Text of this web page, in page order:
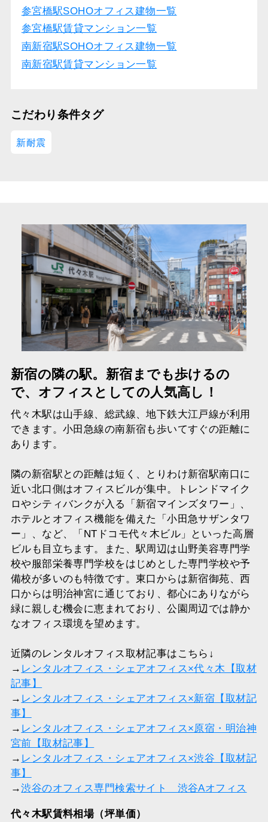
参宮橋駅SOHOオフィス建物一覧
参宮橋駅賃貸マンション一覧
南新宿駅SOHOオフィス建物一覧
南新宿駅賃貸マンション一覧
こだわり条件タグ
新耐震
新宿の隣の駅。新宿までも歩けるの
で、オフィスとしての人気高し！
代々木駅は山手線、総武線、地下鉄大江戸線が利用
できます。小田急線の南新宿も歩いてすぐの距離に
あります。
隣の新宿駅との距離は短く、とりわけ新宿駅南口に
近い北口側はオフィスビルが集中。トレンドマイク
ロやシティバンクが入る「新宿マインズタワー」、
ホテルとオフィス機能を備えた「小田急サザンタワ
ー」、など、「NTドコモ代々木ビル」といった高層
ビルも目立ちます。また、駅周辺は山野美容専門学
校や服部栄養専門学校をはじめとした専門学校や予
備校が多いのも特徴です。東口からは新宿御苑、西
口からは明治神宮に通じており、都心にありながら
緑に親しむ機会に恵まれており、公園周辺では静か
なオフィス環境を望めます。
近隣のレンタルオフィス取材記事はこちら↓
→ レンタルオフィス・シェアオフィス×代々木【取材
記事】
→ レンタルオフィス・シェアオフィス×新宿【取材記
事】
→ レンタルオフィス・シェアオフィス×原宿・明治神
宮前【取材記事】
→ レンタルオフィス・シェアオフィス×渋谷【取材記
事】
→渋谷のオフィス専門検索サイト 渋谷Aオフィス
代々木駅賃料相場（坪単価）